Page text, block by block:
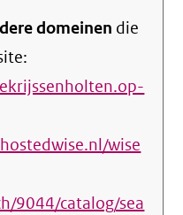
domeinen die
wise
9044/catalog/sea